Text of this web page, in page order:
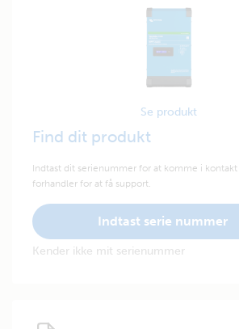
Se produkt
Find dit produkt
Indtast dit serienummer for at komme i
forhandler for at få support.
Indtast serie nummer
Kender ikke mit serienummer